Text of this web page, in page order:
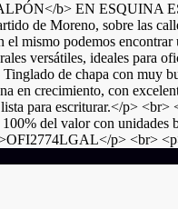
b> EN ESQUINA
de Moreno, sobre las
podemos
versátiles, ideales
de chapa con muy
crecimiento, con
para escriturar.</p>
del valor con unidades
p> <br>